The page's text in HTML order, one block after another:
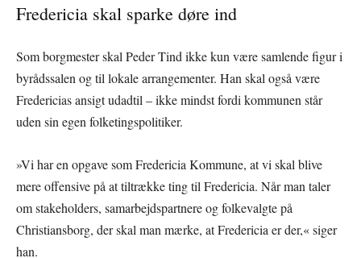
Fredericia skal sparke døre ind
Som borgmester skal Peder Tind ikke kun være samlende figur i
byrådssalen og til lokale arrangementer. Han skal også være
Fredericias ansigt udadtil – ikke mindst fordi kommunen står
uden sin egen folketingspolitiker.
»Vi har en opgave som Fredericia Kommune, at vi skal blive
mere offensive på at tiltrække ting til Fredericia. Når man taler
om stakeholders, samarbejdspartnere og folkevalgte på
Christiansborg, der skal man mærke, at Fredericia er der,« siger
han.